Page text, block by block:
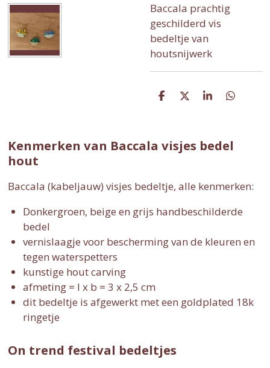
Baccala prachtig
geschilderd vis
bedeltje van
houtsnijwerk
D
n
D
S
e
D
n
Kenmerken van Baccala visjes bedel
hout
Baccala (kabeljauw) visjes bedeltje, alle kenmerken:
Donkergroen, beige en grijs handbeschilderde
bedel
vernislaagje voor bescherming van de kleuren en
tegen waterspetters
kunstige hout carving
afmeting = l x b = 3 x 2,5 cm
dit bedeltje is afgewerkt met een goldplated 18k
ringetje
On trend festival bedeltjes